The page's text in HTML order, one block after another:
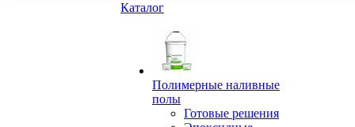
Каталог
Полимерные наливные
полы
Готовые решения